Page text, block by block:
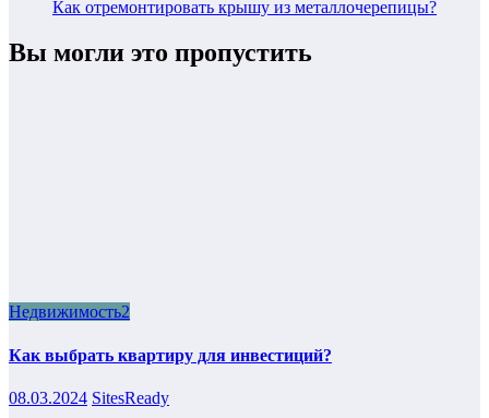
Как отремонтировать крышу из металлочерепицы?
Вы могли это пропустить
Недвижимость2
Как выбрать квартиру для инвестиций?
08.03.2024 SitesReady